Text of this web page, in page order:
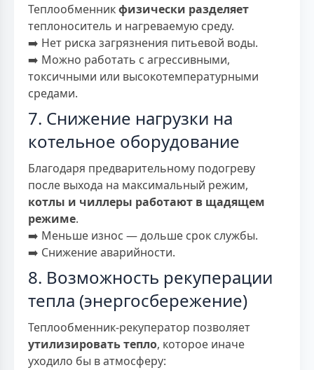
Теплообменникфизически разделяет
теплоноситель и нагреваемую среду.
➡️ Нет риска загрязнения питьевой воды.
➡️ Можно работать с агрессивными,
токсичными или высокотемпературными
средами.
7. Снижение нагрузки на
котельное оборудование
Благодаря предварительному подогреву
после выхода на максимальный режим,
котлы и чиллеры работают в щадящем
режиме.
➡️ Меньше износ — дольше срок службы.
➡️ Снижение аварийности.
8. Возможность рекуперации
тепла (энергосбережение)
Теплообменник-рекуператор позволяет
утилизировать тепло, которое иначе
уходило бы в атмосферу: